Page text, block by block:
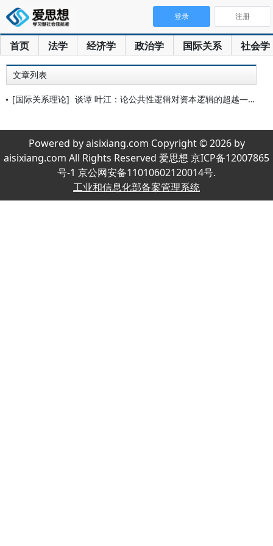
首页 法学 经济学 政治学 国际关系 社会学
登录 注册
文章列表
[国际关系理论] 谈谭 叶江：论公共性逻辑对资本逻辑的超越——从帝国主义理论到
Powered by aisixiang.com Copyright © 2026 by
aisixiang.com All Rights Reserved 爱思想 京ICP备12007865
号-1 京公网安备11010602120014号.
工业和信息化部备案管理系统